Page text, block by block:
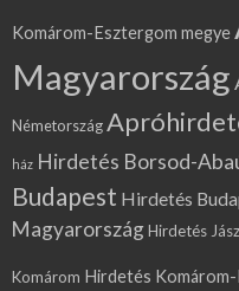
Komárom-Esztergom megye
Magyarország
Németország
ház Hirdetés Borsod-
Budapest Hirdetés
MagyarországHirdetés
Komárom Hirdetés